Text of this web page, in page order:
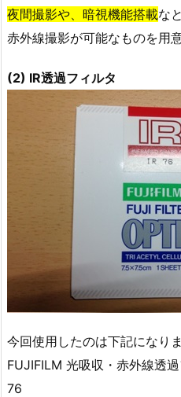
夜間撮影や、暗視機能搭載な
赤外線撮影が可能なものを用
(2) IR透過フィルタ
今回使用したのは下記になりま
FUJIFILM 光吸収・赤外線透
76